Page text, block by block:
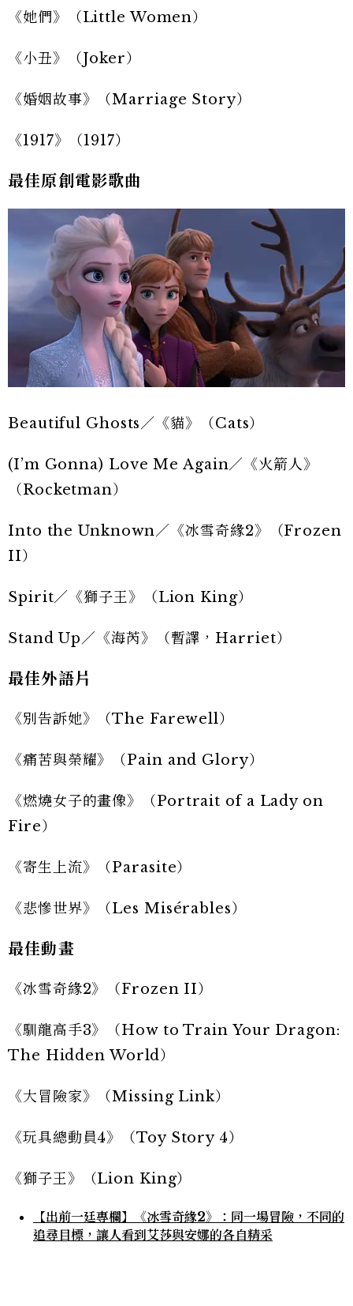
《她們》（Little Women）
《小丑》（Joker）
《婚姻故事》（Marriage Story）
《1917》（1917）
最佳原創電影歌曲
Beautiful Ghosts／《貓》（Cats）
(I’m Gonna) Love Me Again／《火箭人》
（Rocketman）
Into the Unknown／《冰雪奇緣2》（Frozen
II）
Spirit／《獅子王》（Lion King）
Stand Up／《海芮》（暫譯，Harriet）
最佳外語片
《別告訴她》（The Farewell）
《痛苦與榮耀》（Pain and Glory）
《燃燒女子的畫像》（Portrait of a Lady on
Fire）
《寄生上流》（Parasite）
《悲慘世界》（Les Misérables）
最佳動畫
《冰雪奇緣2》（Frozen II）
《馴龍高手3》（How to Train Your Dragon:
The Hidden World）
《大冒險家》（Missing Link）
《玩具總動員4》（Toy Story 4）
《獅子王》（Lion King）
【出前一廷專欄】《冰雪奇緣2》：同一場冒險，不同的
追尋目標，讓人看到艾莎與安娜的各自精采